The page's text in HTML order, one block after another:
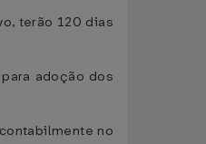
terão 120 dias
adoção dos
no